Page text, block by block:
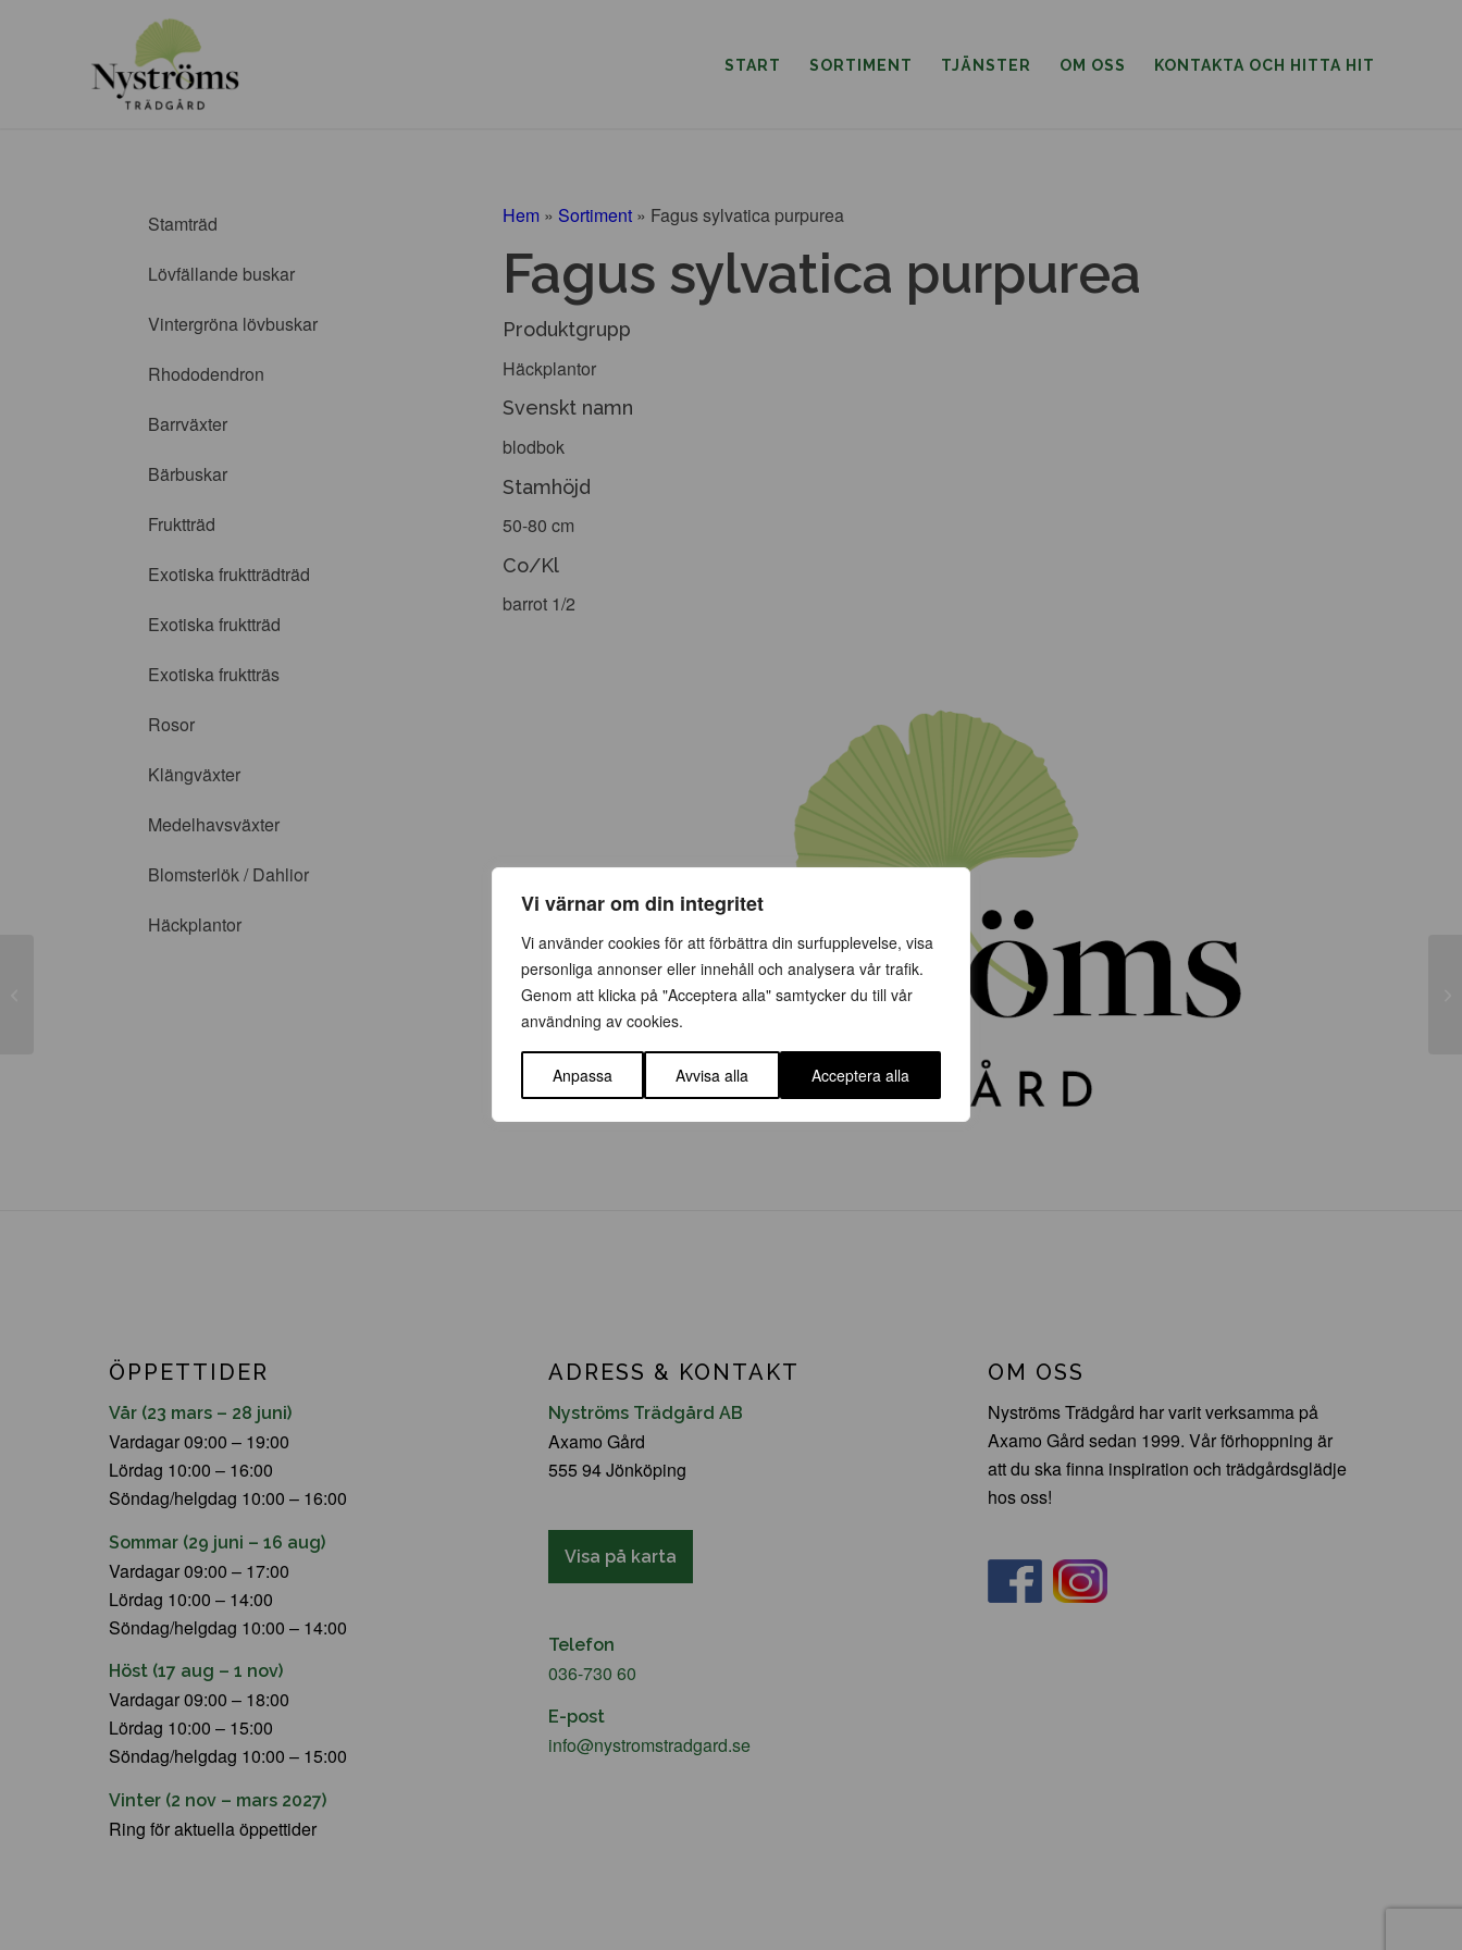
Vi värnar om din integritet
Vi använder cookies för att förbättra din surfupplevelse, visa
personliga annonser eller innehåll och analysera vår trafik.
Genom att klicka på "Acceptera alla" samtycker du till vår
användning av cookies.
Anpassa Avvisa alla Acceptera alla
START SORTIMENT TJÄNSTER OM OSS KONTAKTA OCH HITTA HIT
Stamträd
Lövfällande buskar
Vintergröna lövbuskar
Rhododendron
Barrväxter
Bärbuskar
Fruktträd
Exotiska fruktträdträd
Exotiska fruktträd
Exotiska fruktträs
Rosor
Klängväxter
Medelhavsväxter
Blomsterlök / Dahlior
Häckplantor
Hem » Sortiment » Fagus sylvatica purpurea
Fagus sylvatica purpurea
Produktgrupp
Häckplantor
Svenskt namn
blodbok
Stamhöjd
50-80 cm
Co/Kl
barrot 1/2
ÖPPETTIDER
Vår (23 mars – 28 juni)
Vardagar 09:00 – 19:00
Lördag 10:00 – 16:00
Söndag/helgdag 10:00 – 16:00
Sommar (29 juni – 16 aug)
Vardagar 09:00 – 17:00
Lördag 10:00 – 14:00
Söndag/helgdag 10:00 – 14:00
Höst (17 aug – 1 nov)
Vardagar 09:00 – 18:00
Lördag 10:00 – 15:00
Söndag/helgdag 10:00 – 15:00
Vinter (2 nov – mars 2027)
Ring för aktuella öppettider
ADRESS & KONTAKT
Nyströms Trädgård AB
Axamo Gård
555 94 Jönköping
Visa på karta
Telefon
036-730 60
E-post
info@nystromstradgard.se
OM OSS
Nyströms Trädgård har varit verksamma på
Axamo Gård sedan 1999. Vår förhoppning är
att du ska finna inspiration och trädgårdsglädje
hos oss!